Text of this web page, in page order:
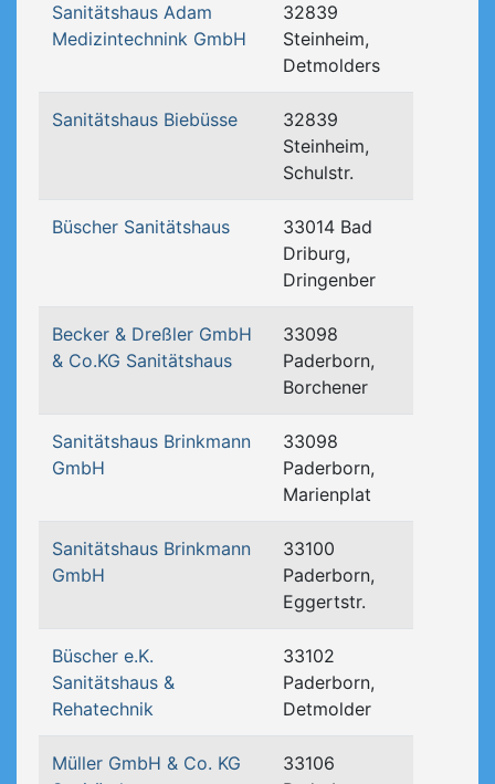
Sanitätshaus Adam
Medizintechnink GmbH
32839
Steinheim,
Detmolders
Sanitätshaus Biebüsse
32839
Steinheim,
Schulstr.
Büscher Sanitätshaus
33014 Bad
Driburg,
Dringenber
Becker & Dreßler GmbH
& Co.KG Sanitätshaus
33098
Paderborn,
Borchener
Sanitätshaus Brinkmann
GmbH
33098
Paderborn,
Marienplat
Sanitätshaus Brinkmann
GmbH
33100
Paderborn,
Eggertstr.
Büscher e.K.
Sanitätshaus &
Rehatechnik
33102
Paderborn,
Detmolder
Müller GmbH & Co. KG
33106